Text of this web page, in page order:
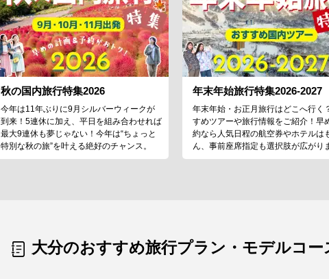
秋の国内旅行特集2026
今年は11年ぶりに9月シルバーウィークが
到来！5連休に加え、平日を組み合わせれば
最大9連休も夢じゃない！今年は“ちょっと
特別な秋の旅”を叶える絶好のチャンス。
年末年始旅行特集2026-2027
年末年始・お正月旅行はどこへ行く
すめツアーや旅行情報をご紹介！早
約なら人気日程の航空券やホテルは
ん、事前座席指定も選択肢が広がり
大分のおすすめ旅行プラン・モデルコー